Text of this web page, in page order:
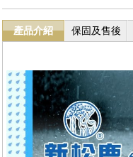
產品介紹
保固及售後